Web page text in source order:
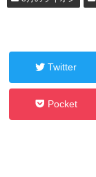
Twitter
Pocket